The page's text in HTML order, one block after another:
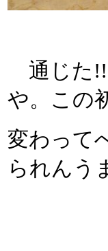
通じた
や。この
変わって
られんう